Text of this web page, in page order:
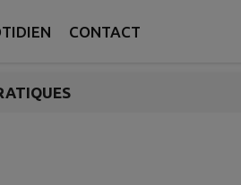
CONTACT